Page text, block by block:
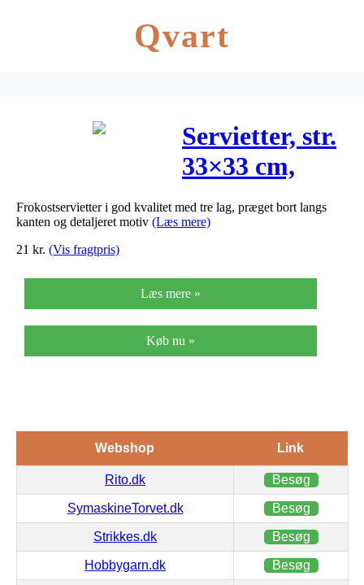
Qvart
Servietter, str.
33×33 cm,
Brudebuket,
20stk.
Frokostservietter i god kvalitet med tre lag, præget bort langs
kanten og detaljeret motiv (Læs mere)
21 kr. (Vis fragtpris)
Læs mere »
Køb nu »
Webshop Link
Rito.dk Besøg
SymaskineTorvet.dk Besøg
Strikkes.dk Besøg
Hobbygarn.dk Besøg